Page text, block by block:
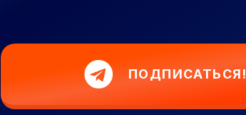
ПОДПИСАТЬСЯ!